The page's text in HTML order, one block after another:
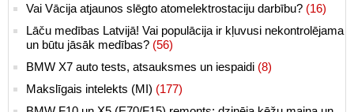
Vai Vācija atjaunos slēgto atomelektrostaciju darbību? (16)
Lāču medības Latvijā! Vai populācija ir kļuvusi nekontrolējama
un būtu jāsāk medības? (56)
BMW X7 auto tests, atsauksmes un iespaidi (8)
Makslīgais intelekts (MI) (177)